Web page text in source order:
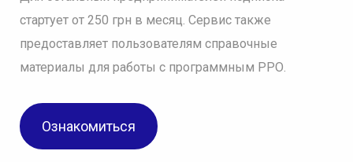
стартует от 250 грн в месяц. Сервис также
предоставляет пользователям справочные
материалы для работы с программным РРО.
Ознакомиться